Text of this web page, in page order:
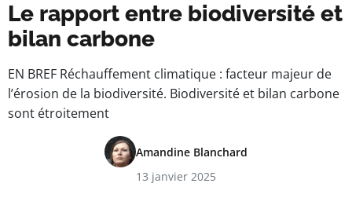
Le rapport entre biodiversité et
bilan carbone
EN BREF Réchauffement climatique : facteur majeur de
l’érosion de la biodiversité. Biodiversité et bilan carbone
sont étroitement
Amandine Blanchard
13 janvier 2025